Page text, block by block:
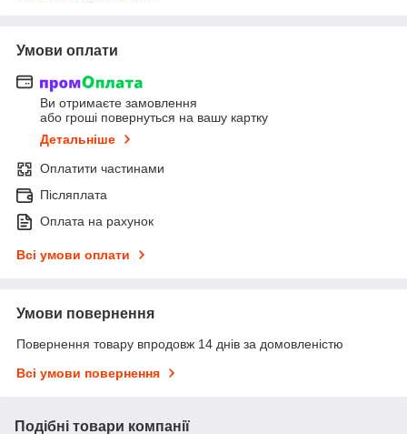
Умови оплати
Ви отримаєте замовлення
або гроші повернуться на вашу картку
Детальніше
Оплатити частинами
Післяплата
Оплата на рахунок
Всі умови оплати
Умови повернення
Повернення товару впродовж 14 днів за домовленістю
Всі умови повернення
Подібні товари компанії